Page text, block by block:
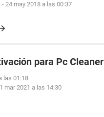
- 24 may 2018 a las 00:37
para Pc Cleaner
las 01:18
1 mar 2021 a las 14:30